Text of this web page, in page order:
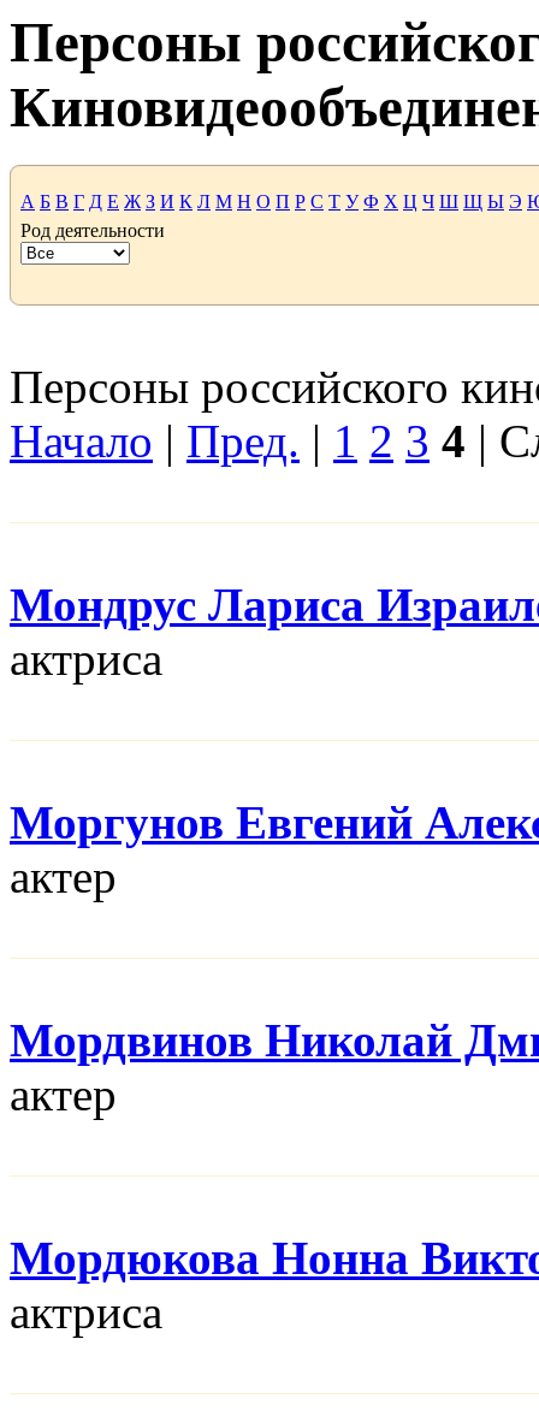
Персоны
А Б В Г Д Е Ж З И К Л М Н О П Р С Т У Ф Х Ц Ч Ш Щ Ы Э
Род деятельности
Персоны российского
Начало | Пред. | 1 2 3 4 |
Мондрус Лариса
актриса
Моргунов Евгений
актер
Мордвинов Николай
актер
Мордюкова Нонна
актриса